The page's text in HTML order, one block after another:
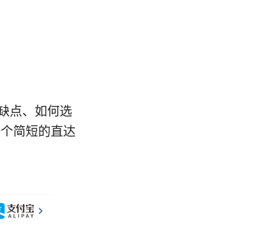
点、如何选
简短的直达